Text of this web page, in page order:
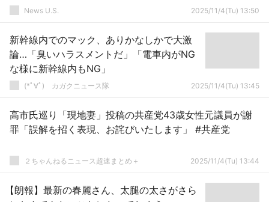
News U.S. 2025/11/4(Tu) 13:50
新幹線内でのマック、ありかなしかで大激
論…「臭いハラスメントだ」「電車内がNG
な様に新幹線内もNG」
(*ﾟ∀ﾟ)ゞカガクニュース隊 2025/11/4(Tu) 13:45
高市氏巡り「現地妻」投稿の共産党43歳女性元議員が謝
罪「誤解を招く表現、お詫びいたします」 #共産党
２ちゃんねるニュース超速まとめ＋ 2025/11/4(Tu) 13:44
【朗報】最新の春麗さん、太腿の太さがさら